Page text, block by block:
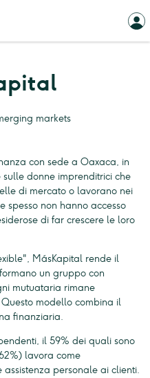
con sede a Oaxaca, in
sulle donne imprenditrici che
di mercato o lavorano nei
spesso non hanno accesso
di far crescere le loro
MásKapital rende il
un gruppo con
mutuataria rimane
modello combina il
finanziaria.
il 59% dei quali sono
lavora come
personale ai clienti.